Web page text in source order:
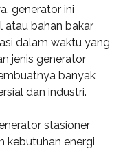
generator ini
atau bahan bakar
dalam waktu yang
jenis generator
banyak
dan industri.
stasioner
kebutuhan energi